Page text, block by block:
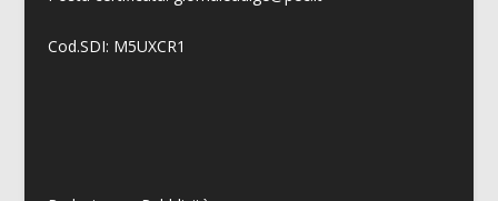
Cod.SDI: M5UXCR1